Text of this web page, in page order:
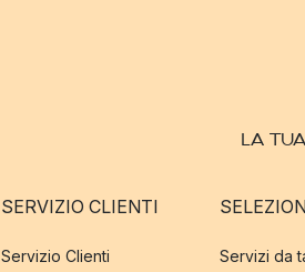
LA
SERVIZIO CLIENTI
Servizio Clienti Servizi da